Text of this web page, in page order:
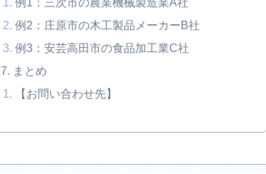
例2：庄原市の木工製品メーカーB社
例3：安芸高田市の食品加工業C社
7. まとめ
【お問い合わせ先】